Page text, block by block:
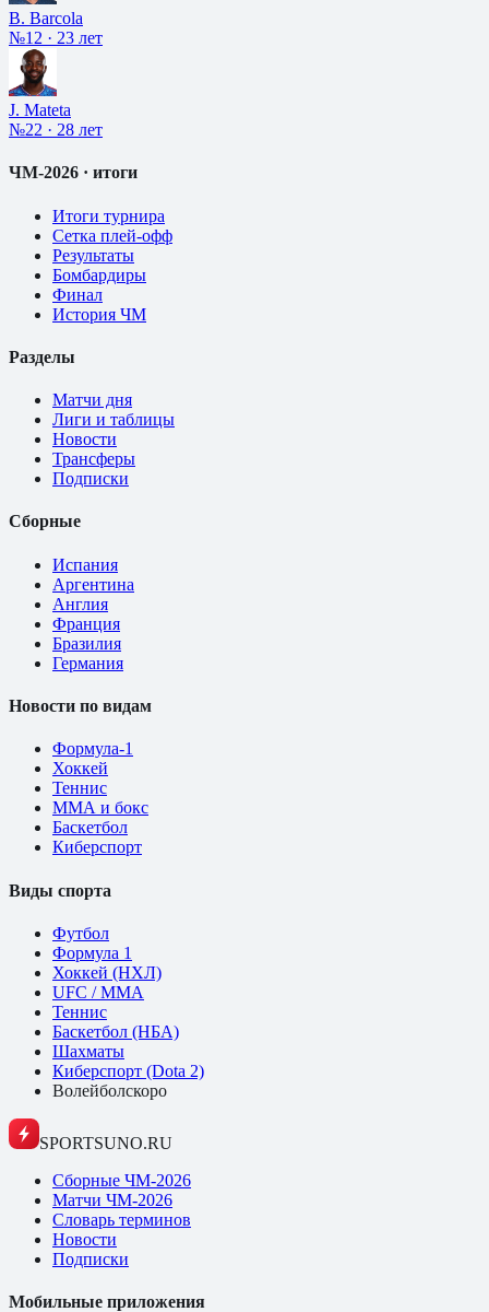
B. Barcola
№12 · 23 лет
J. Mateta
№22 · 28 лет
ЧМ-2026 · итоги
Итоги турнира
Сетка плей-офф
Результаты
Бомбардиры
Финал
История ЧМ
Разделы
Матчи дня
Лиги и таблицы
Новости
Трансферы
Подписки
Сборные
Испания
Аргентина
Англия
Франция
Бразилия
Германия
Новости по видам
Формула-1
Хоккей
Теннис
ММА и бокс
Баскетбол
Киберспорт
Виды спорта
Футбол
Формула 1
Хоккей (НХЛ)
UFC / ММА
Теннис
Баскетбол (НБА)
Шахматы
Киберспорт (Dota 2)
Волейболскоро
SPORTSUNO.RU
Сборные ЧМ-2026
Матчи ЧМ-2026
Словарь терминов
Новости
Подписки
Мобильные приложения